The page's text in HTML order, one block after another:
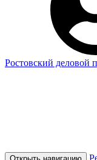
Ростовский деловой